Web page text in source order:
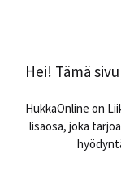
Hei! Tämä
HukkaOnline on
lisäosa, joka